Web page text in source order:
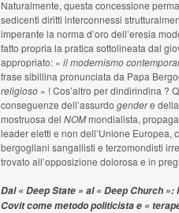
Naturalmente, questa concessione
sedicenti diritti interconnessi
imperante la norma d’oro dell’eresia
fatto propria la pratica sottolineata dal
appropriato: « il modernismo
frase sibillina pronunciata da Papa
religioso » ! Cos’altro per dindirindina ?
conseguenze dell’assurdo gendere della
mostruosa del NOMmondialista,
leader eletti e non dell’Unione Europea,
bergogliani sangallisti e terzomondisti
trovato all’opposizione dolorosa e in
Dal « Deep State » al « Deep Church
Covit come metodo politicista e «